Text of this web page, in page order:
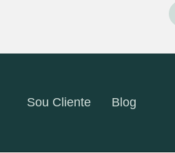
Sou Cliente Blog